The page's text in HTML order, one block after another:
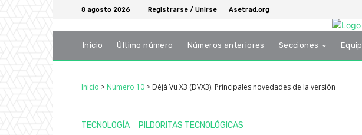
8 agosto 2026 Registrarse / Unirse Asetrad.org
Inicio Último número Números anteriores Secciones
Inicio > Número 10 > Déjà Vu X3 (DVX3). Principales novedades de la versión
TECNOLOGÍA PILDORITAS TECNOLÓGICAS